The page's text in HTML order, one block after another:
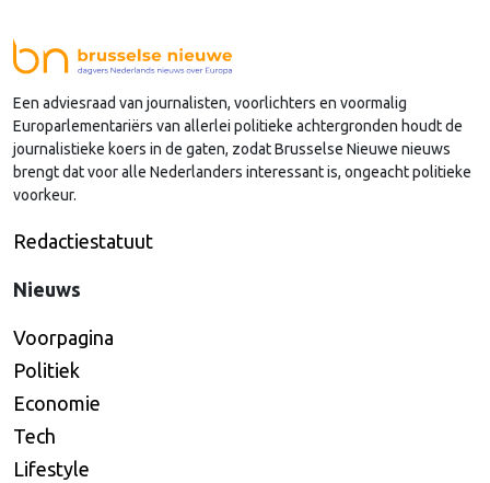
Nederlandse regio’s behoorlijk succesvol in hun
lobby in Brussel, en dat komt vooral omdat …
Continued
Een adviesraad van journalisten, voorlichters en voormalig
Europarlementariërs van allerlei politieke achtergronden houdt de
journalistieke koers in de gaten, zodat Brusselse Nieuwe nieuws
brengt dat voor alle Nederlanders interessant is, ongeacht politieke
voorkeur.
Redactiestatuut
Nieuws
Voorpagina
Politiek
Economie
Tech
Lifestyle